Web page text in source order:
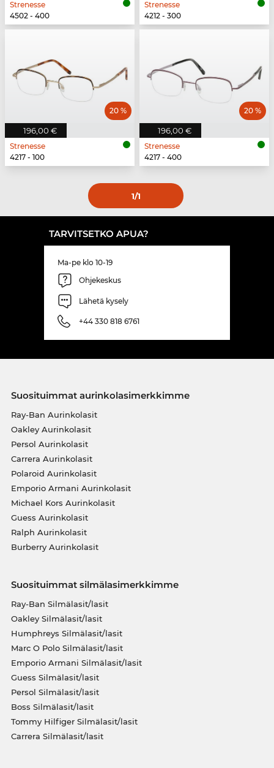
Strenesse
4502 - 400
Strenesse
4212 - 300
196,00 €
20 %
Strenesse
4217 - 100
196,00 €
20 %
Strenesse
4217 - 400
1/1
TARVITSETKO APUA?
Ma-pe klo 10-19
Ohjekeskus
Lähetä kysely
+44 330 818 6761
Suosituimmat aurinkolasimerkkimme
Ray-Ban Aurinkolasit
Oakley Aurinkolasit
Persol Aurinkolasit
Carrera Aurinkolasit
Polaroid Aurinkolasit
Emporio Armani Aurinkolasit
Michael Kors Aurinkolasit
Guess Aurinkolasit
Ralph Aurinkolasit
Burberry Aurinkolasit
Suosituimmat silmälasimerkkimme
Ray-Ban Silmälasit/lasit
Oakley Silmälasit/lasit
Humphreys Silmälasit/lasit
Marc O Polo Silmälasit/lasit
Emporio Armani Silmälasit/lasit
Guess Silmälasit/lasit
Persol Silmälasit/lasit
Boss Silmälasit/lasit
Tommy Hilfiger Silmälasit/lasit
Carrera Silmälasit/lasit